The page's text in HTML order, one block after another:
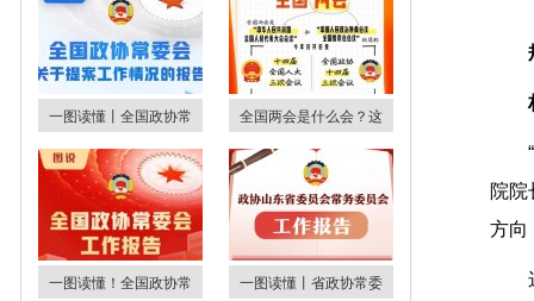
一图读懂丨全国政协常 全国两会是什么会？这
一图读懂！全国政协常 一图读懂丨省政协常委
院
方向